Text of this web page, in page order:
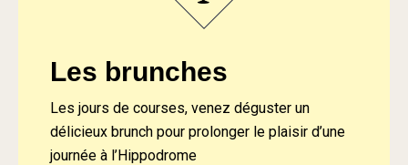
Les brunches
Les jours de courses, venez déguster un
délicieux brunch pour prolonger le plaisir d’une
journée à l’Hippodrome